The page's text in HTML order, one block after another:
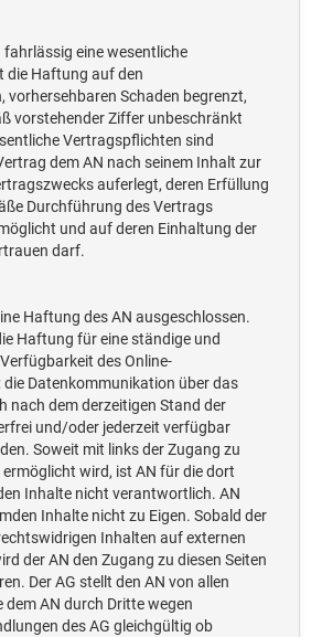
fahrlässig eine wesentliche
die Haftung auf den
vorhersehbaren Schaden begrenzt,
vorstehender Ziffer unbeschränkt
Vertragspflichten sind
dem AN nach seinem Inhalt zur
auferlegt, deren Erfüllung
Durchführung des Vertrags
und auf deren Einhaltung der
darf.
Haftung des AN ausgeschlossen.
Haftung für eine ständige und
des Online-
Datenkommunikation über das
nach dem derzeitigen Stand der
und/oder jederzeit verfügbar
Soweit mit links der Zugang zu
wird, ist AN für die dort
Inhalte nicht verantwortlich. AN
Inhalte nicht zu Eigen. Sobald der
Inhalten auf externen
der AN den Zugang zu diesen Seiten
Der AG stellt den AN von allen
dem AN durch Dritte wegen
des AG gleichgültig ob